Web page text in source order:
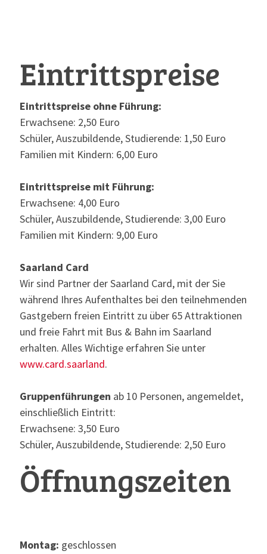
Eintrittspreise
Eintrittspreise ohne Führung:
Erwachsene: 2,50 Euro
Schüler, Auszubildende, Studierende: 1,50 Euro
Familien mit Kindern: 6,00 Euro
Eintrittspreise mit Führung:
Erwachsene: 4,00 Euro
Schüler, Auszubildende, Studierende: 3,00 Euro
Familien mit Kindern: 9,00 Euro
Saarland Card
Wir sind Partner der Saarland Card, mit der Sie
während Ihres Aufenthaltes bei den teilnehmenden
Gastgebern freien Eintritt zu über 65 Attraktionen
und freie Fahrt mit Bus & Bahn im Saarland
erhalten. Alles Wichtige erfahren Sie unter
www.card.saarland.
Gruppenführungen ab 10 Personen, angemeldet,
einschließlich Eintritt:
Erwachsene: 3,50 Euro
Schüler, Auszubildende, Studierende: 2,50 Euro
Öffnungszeiten
Montag: geschlossen